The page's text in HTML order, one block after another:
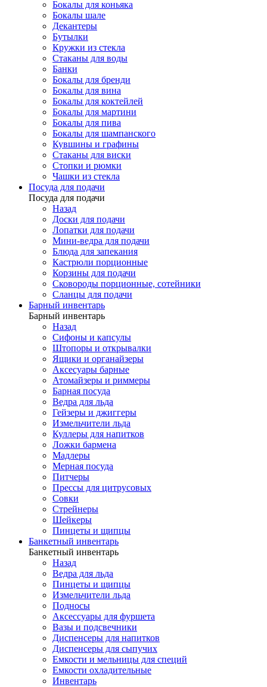
Бокалы для коньяка
Бокалы шале
Декантеры
Бутылки
Кружки из стекла
Стаканы для воды
Банки
Бокалы для бренди
Бокалы для вина
Бокалы для коктейлей
Бокалы для мартини
Бокалы для пива
Бокалы для шампанского
Кувшины и графины
Стаканы для виски
Стопки и рюмки
Чашки из стекла
Посуда для подачи
Посуда для подачи
Назад
Доски для подачи
Лопатки для подачи
Мини-ведра для подачи
Блюда для запекания
Кастрюли порционные
Корзины для подачи
Сковороды порционные, сотейники
Сланцы для подачи
Барный инвентарь
Барный инвентарь
Назад
Сифоны и капсулы
Штопоры и открывалки
Ящики и органайзеры
Аксесуары барные
Атомайзеры и риммеры
Барная посуда
Ведра для льда
Гейзеры и джиггеры
Измельчители льда
Куллеры для напитков
Ложки бармена
Мадлеры
Мерная посуда
Питчеры
Прессы для цитрусовых
Совки
Стрейнеры
Шейкеры
Пинцеты и щипцы
Банкетный инвентарь
Банкетный инвентарь
Назад
Ведра для льда
Пинцеты и щипцы
Измельчители льда
Подносы
Аксессуары для фуршета
Вазы и подсвечники
Диспенсеры для напитков
Диспенсеры для сыпучих
Емкости и мельницы для специй
Емкости охладительные
Инвентарь